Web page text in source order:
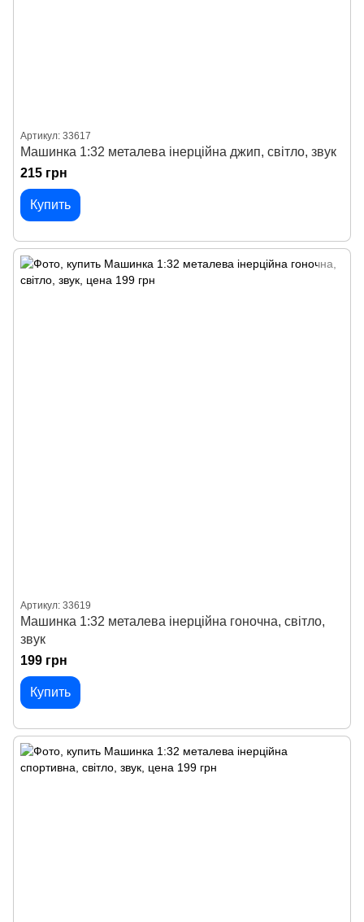
Артикул: 33617
Машинка 1:32 металева інерційна джип, світло, звук
215 грн
Купить
Артикул: 33619
Машинка 1:32 металева інерційна гоночна, світло,
звук
199 грн
Купить